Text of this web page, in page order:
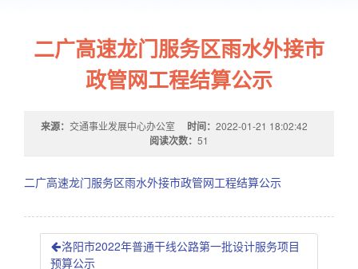
二广高速龙门服务区雨水外接市
政管网工程结算公示
来源： 交通事业发展中心办公室 时间： 2022-01-21 18:02:42
阅读次数： 51
二广高速龙门服务区雨水外接市政管网工程结算公示
洛阳市2022年普通干线公路第一批设计服务项目
预算公示